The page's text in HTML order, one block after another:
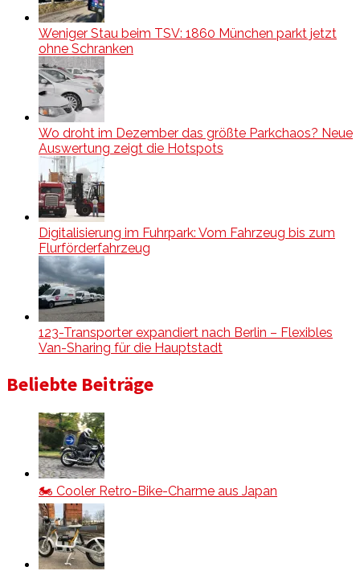
Weniger Stau beim TSV: 1860 München parkt jetzt
ohne Schranken
Wo droht im Dezember das größte Parkchaos? Neue
Auswertung zeigt die Hotspots
Digitalisierung im Fuhrpark: Vom Fahrzeug bis zum
Flurförderfahrzeug
123-Transporter expandiert nach Berlin – Flexibles
Van-Sharing für die Hauptstadt
Beliebte Beiträge
🏍️ Cooler Retro-Bike-Charme aus Japan